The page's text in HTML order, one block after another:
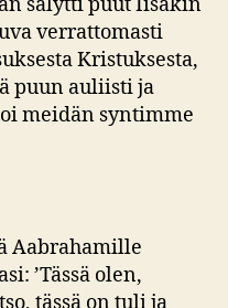
verrattomasti
Kristuksesta,
puun auliisti ja
meidän syntimme
Aabrahamille
’Tässä olen,